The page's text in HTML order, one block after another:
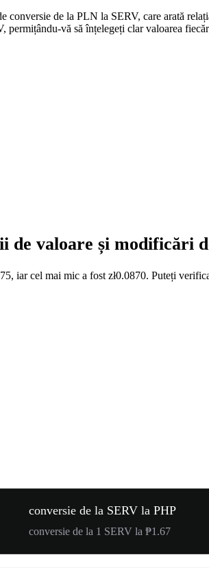
conversie de la PLN la SERV, care arată
vă să înțelegeți clar valoarea
de valoare și modificări
iar cel mai mic a fost zł0.0870. Puteți
conversie de la SERV la PHP
conversie de la 1 SERV la ₱1.67